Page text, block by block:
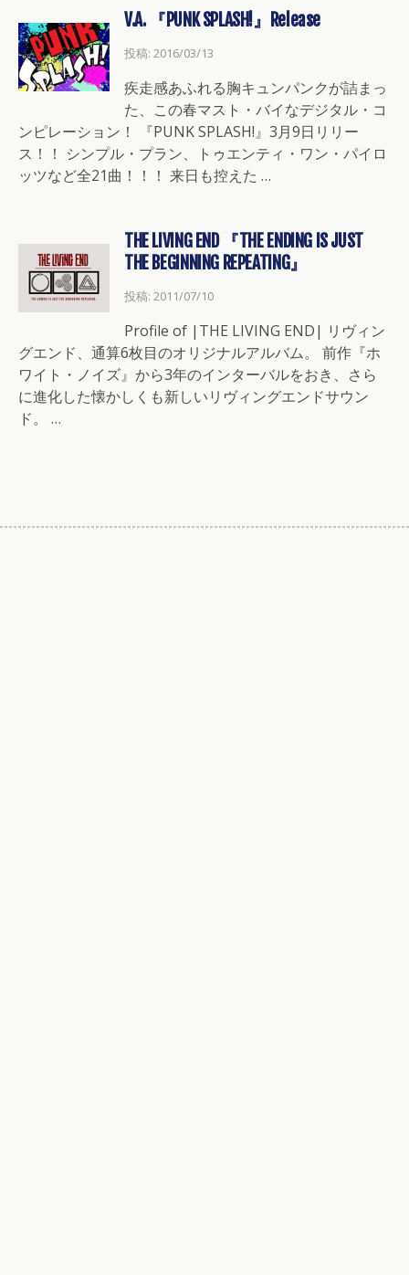
V.A. 『PUNK SPLASH!』Release
投稿: 2016/03/13
疾走感あふれる胸キュンパンクが詰まっ
た、この春マスト・バイなデジタル・コ
ンピレーション！ 『PUNK SPLASH!』3月9日リリー
ス！！ シンプル・プラン、トゥエンティ・ワン・パイロ
ッツなど全21曲！！！ 来日も控えた …
THE LIVING END 『THE ENDING IS JUST
THE BEGINNING REPEATING』
投稿: 2011/07/10
Profile of |THE LIVING END| リヴィン
グエンド、通算6枚目のオリジナルアルバム。 前作『ホ
ワイト・ノイズ』から3年のインターバルをおき、さら
に進化した懐かしくも新しいリヴィングエンドサウン
ド。 …